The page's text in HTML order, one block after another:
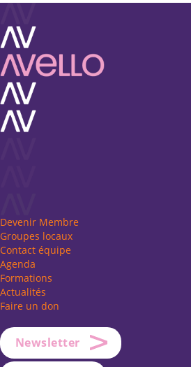
Devenir Membre
Groupes locaux
Contact équipe
Agenda
Formations
Actualités
Faire un don
Newsletter